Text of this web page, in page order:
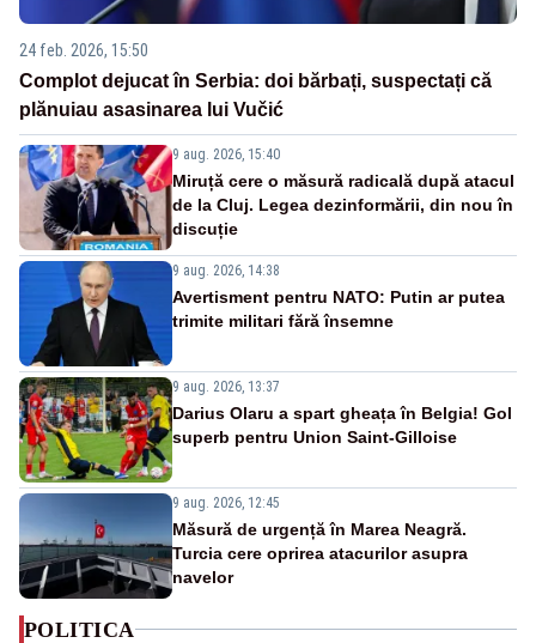
24 feb. 2026, 15:50
Complot dejucat în Serbia: doi bărbați, suspectați că
plănuiau asasinarea lui Vučić
9 aug. 2026, 15:40
Miruță cere o măsură radicală după atacul
de la Cluj. Legea dezinformării, din nou în
discuție
9 aug. 2026, 14:38
Avertisment pentru NATO: Putin ar putea
trimite militari fără însemne
9 aug. 2026, 13:37
Darius Olaru a spart gheața în Belgia! Gol
superb pentru Union Saint-Gilloise
9 aug. 2026, 12:45
Măsură de urgență în Marea Neagră.
Turcia cere oprirea atacurilor asupra
navelor
POLITICA